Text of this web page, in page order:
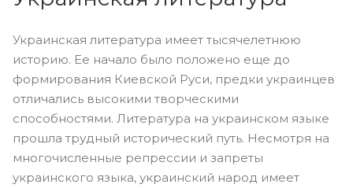
Украинская литература имеет тысячелетнюю
историю. Ее начало было положено еще до
формирования Киевской Руси, предки украинцев
отличались высокими творческими
способностями. Литература на украинском языке
прошла трудный исторический путь. Несмотря на
многочисленные репрессии и запреты
украинского языка, украинский народ имеет